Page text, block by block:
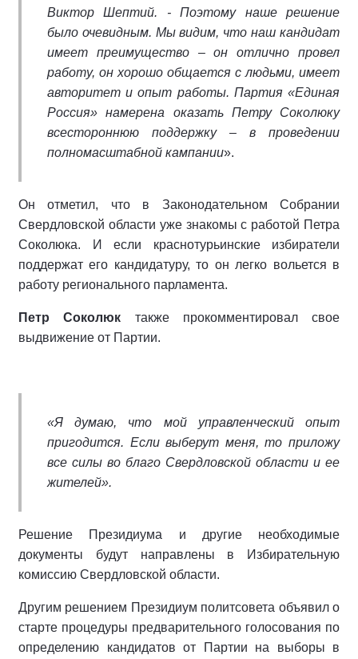
Виктор Шептий. - Поэтому наше решение
было очевидным. Мы видим, что наш кандидат
имеет преимущество – он отлично провел
работу, он хорошо общается с людьми, имеет
авторитет и опыт работы. Партия «Единая
Россия» намерена оказать Петру Соколюку
всестороннюю поддержку – в проведении
полномасштабной кампании».
Он отметил, что в Законодательном Собрании
Свердловской области уже знакомы с работой Петра
Соколюка. И если краснотурьинские избиратели
поддержат его кандидатуру, то он легко вольется в
работу регионального парламента.
Петр Соколюк также прокомментировал свое
выдвижение от Партии.
«Я думаю, что мой управленческий опыт
пригодится. Если выберут меня, то приложу
все силы во благо Свердловской области и ее
жителей».
Решение Президиума и другие необходимые
документы будут направлены в Избирательную
комиссию Свердловской области.
Другим решением Президиум политсовета объявил о
старте процедуры предварительного голосования по
определению кандидатов от Партии на выборы в